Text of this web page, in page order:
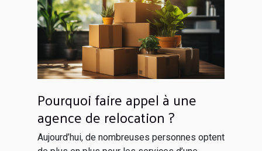
Pourquoi faire appel à une
agence de relocation ?
Aujourd’hui, de nombreuses personnes optent